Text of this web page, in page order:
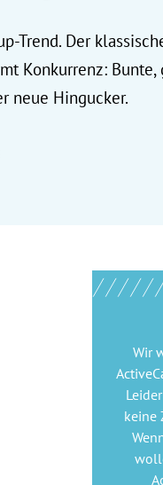
Trend. Der
Konkurrenz:
neue Hingucker.
Wir
keine